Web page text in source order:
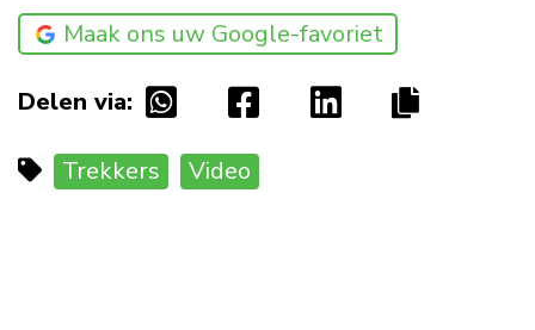
Maak ons uw Google-favoriet
Delen via:
Trekkers Video